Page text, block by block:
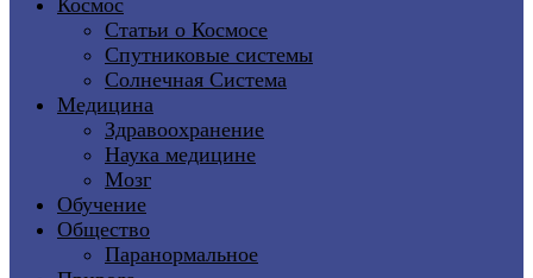
Космос
Статьи о Космосе
Спутниковые системы
Солнечная Система
Медицина
Здравоохранение
Наука медицине
Мозг
Обучение
Общество
Паранормальное